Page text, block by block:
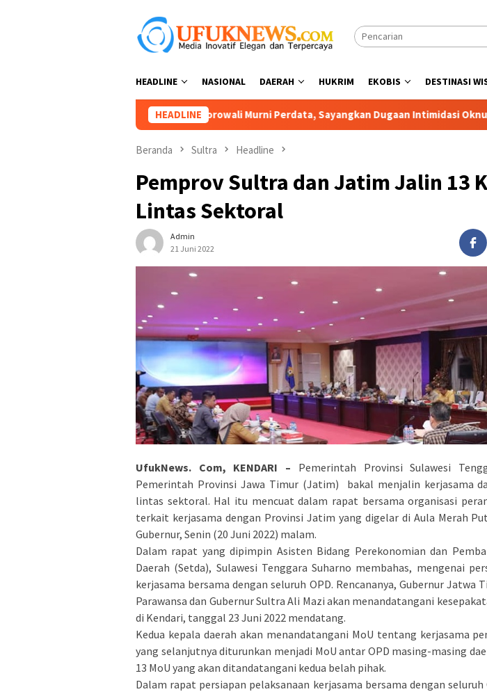
HEADLINE NASIONAL DAERAH HUKRIM EKOBIS DESTINASI
HEADLINE
di Solonsa Morowali Murni Perdata, Sayangkan Dugaan Intimidasi Oknum Desa Lambat
Beranda Sultra Headline
Pemprov Sultra dan Jatim Jalin 13
Lintas Sektoral
Admin
21 Juni 2022
UfukNews. Com, KENDARI – Pemerintah Provinsi Sulawesi
Pemerintah Provinsi Jawa Timur (Jatim) bakal menjalin kerjasama
lintas sektoral. Hal itu mencuat dalam rapat bersama organisasi
terkait kerjasama dengan Provinsi Jatim yang digelar di Aula Merah
Gubernur, Senin (20 Juni 2022) malam.
Dalam rapat yang dipimpin Asisten Bidang Perekonomian dan
Daerah (Setda), Sulawesi Tenggara Suharno membahas, mengenai
kerjasama bersama dengan seluruh OPD. Rencananya, Gubernur Jatwa
Parawansa dan Gubernur Sultra Ali Mazi akan menandatangani
di Kendari, tanggal 23 Juni 2022 mendatang.
Kedua kepala daerah akan menandatangani MoU tentang kerjasama
yang selanjutnya diturunkan menjadi MoU antar OPD masing-masing
13 MoU yang akan ditandatangani kedua belah pihak.
Dalam rapat persiapan pelaksanaan kerjasama bersama dengan seluruh